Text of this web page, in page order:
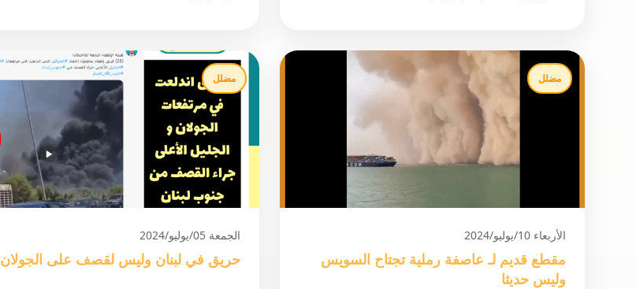
مضلل
الأربعاء 10/يوليو/2024
مقطع قديم لـ عاصفة رملية تجتاح السويس
وليس حديثا
مضلل
الجمعة 05/يوليو/2024
حريق في لبنان وليس لقصف على الجولان